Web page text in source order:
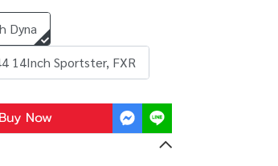
Dyna
14Inch Sportster, FXR
Buy Now